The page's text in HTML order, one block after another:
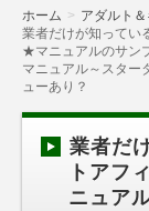
ホーム
アダルト
業者だけが知ってい
★マニュアルのサン
マニュアル～スター
ューあり？
業者だ
トアフ
ニュア